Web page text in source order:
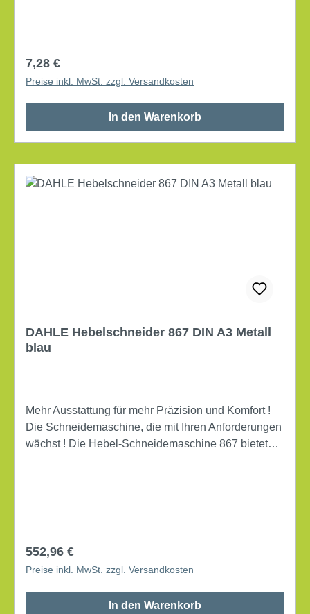
Regulärer Preis:
7,28 €
Preise inkl. MwSt. zzgl. Versandkosten
In den Warenkorb
DAHLE Hebelschneider 867 DIN A3 Metall
blau
Mehr Ausstattung für mehr Präzision und Komfort !
Die Schneidemaschine, die mit Ihren Anforderungen
wächst ! Die Hebel-Schneidemaschine 867 bietet
Optimaler Schutz durch Sicherheitsautomatik. 2
Winkelanlagen. Metall-Rückanschlag in
Führungsnuten. Integrierte Griffmulden. Maße des
Tisches: 36,5 x 51,3 cm (B x T) max. Papierformat:
Regulärer Preis:
552,96 €
Preise inkl. MwSt. zzgl. Versandkosten
In den Warenkorb